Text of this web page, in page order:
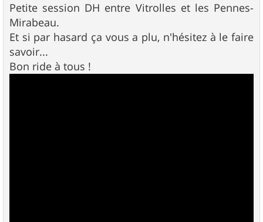
s
s
a
g
e
Petite session DH entre Vitrolles et les Pennes-
Mirabeau.
Et si par hasard ça vous a plu, n'hésitez à le faire
savoir...
Bon ride à tous !